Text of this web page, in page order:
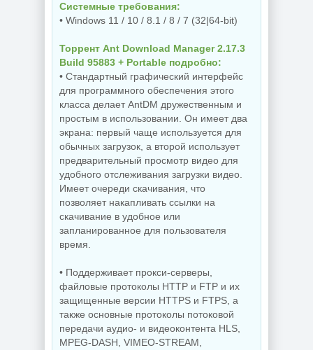
Бэкап системы
Hasleo Backup
Suite 5.9.2.1
NEW
Увеличение
изображений ON1
Resize AI 2026.5
20.5.0.19010
NEW
Редактор фото
20.5.0.19010 +
Creative Pack
NEW
Security Premium
12.4.0.8170 Final
NEW
Системные требования:
• Windows 11 / 10 / 8.1 / 8 / 7 (32|64-bit)
Торрент Ant Download Manager 2.17.3
Build 95883 + Portable подробно:
• Стандартный графический интерфейс
для программного обеспечения этого
класса делает AntDM дружественным и
простым в использовании. Он имеет два
экрана: первый чаще используется для
обычных загрузок, а второй использует
предварительный просмотр видео для
удобного отслеживания загрузки видео.
Имеет очереди скачивания, что
позволяет накапливать ссылки на
скачивание в удобное или
запланированное для пользователя
время.
• Поддерживает прокси-серверы,
файловые протоколы HTTP и FTP и их
защищенные версии HTTPS и FTPS, а
также основные протоколы потоковой
передачи аудио- и видеоконтента HLS,
MPEG-DASH, VIMEO-STREAM,